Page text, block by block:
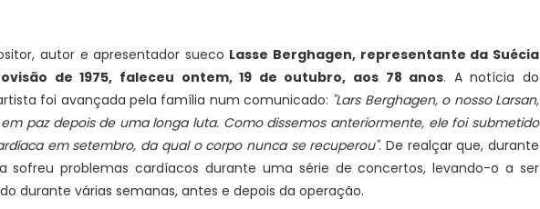
autor e apresentador sueco Lasse Berghagen, representante da Suécia
de 1975, faleceu ontem, 19 de outubro, aos 78 anos. A notícia do
foi avançada pela família num comunicado: "Lars Berghagen, o nosso Larsan,
paz depois de uma longa luta. Como dissemos anteriormente, ele foi submetido
em setembro, da qual o corpo nunca se recuperou". De realçar que, durante
sofreu problemas cardíacos durante uma série de concertos, levando-o a ser
durante várias semanas, antes e depois da operação.